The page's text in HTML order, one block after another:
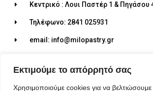
Εκτιμούμε το απόρρητό σας
Χρησιμοποιούμε cookies για να βελτιώσουμε
Κεντρικό : Λουι Παστέρ 1 & Πηγάσου
Τηλέφωνο: 2841 025931
email: info@milopastry.gr